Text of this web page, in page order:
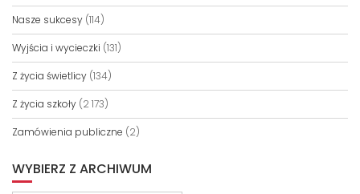
Nasze sukcesy (114)
Wyjścia i wycieczki (131)
Z życia świetlicy (134)
Z życia szkoły (2 173)
Zamówienia publiczne (2)
WYBIERZ Z ARCHIWUM